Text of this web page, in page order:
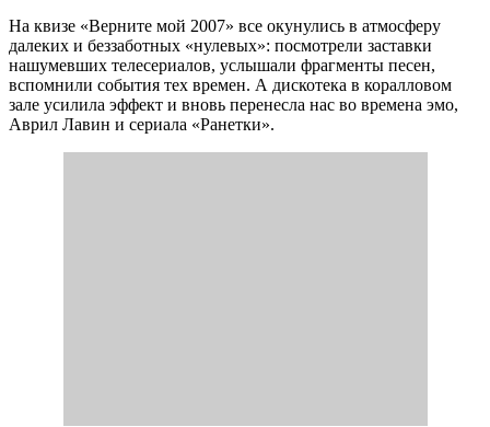
На квизе «Верните мой 2007» все окунулись в атмосферу
далеких и беззаботных «нулевых»: посмотрели заставки
нашумевших телесериалов, услышали фрагменты песен,
вспомнили события тех времен. А дискотека в коралловом
зале усилила эффект и вновь перенесла нас во времена эмо,
Аврил Лавин и сериала «Ранетки».